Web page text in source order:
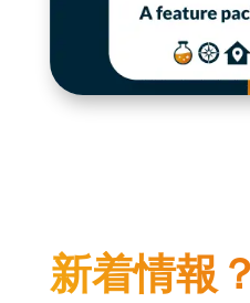
新着情報？